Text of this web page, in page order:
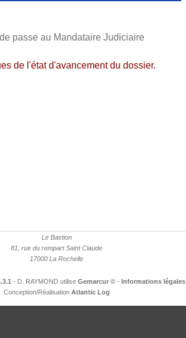
passe au Mandataire Judiciaire
de l'état d'avancement du dossier.
Le Bastion
81, rue du rempart Saint Claude
17000 La Rochelle
- D. RAYMOND utilise Gemarcur © - Informations légales
Conception/Réalisation Atlantic Log